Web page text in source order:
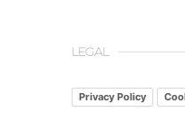
LEGAL
Privacy Policy